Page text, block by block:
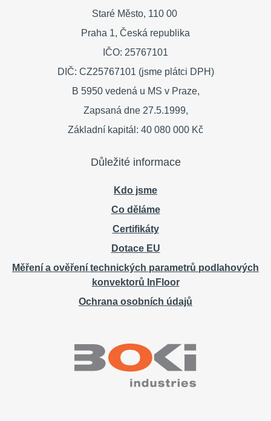
Staré Město, 110 00
Praha 1, Česká republika
IČO: 25767101
DIČ: CZ25767101 (jsme plátci DPH)
B 5950 vedená u MS v Praze,
Zapsaná dne 27.5.1999,
Základní kapitál: 40 080 000 Kč
Důležité informace
Kdo jsme
Co děláme
Certifikáty
Dotace EU
Měření a ověření technických parametrů podlahových
konvektorů InFloor
Ochrana osobních údajů